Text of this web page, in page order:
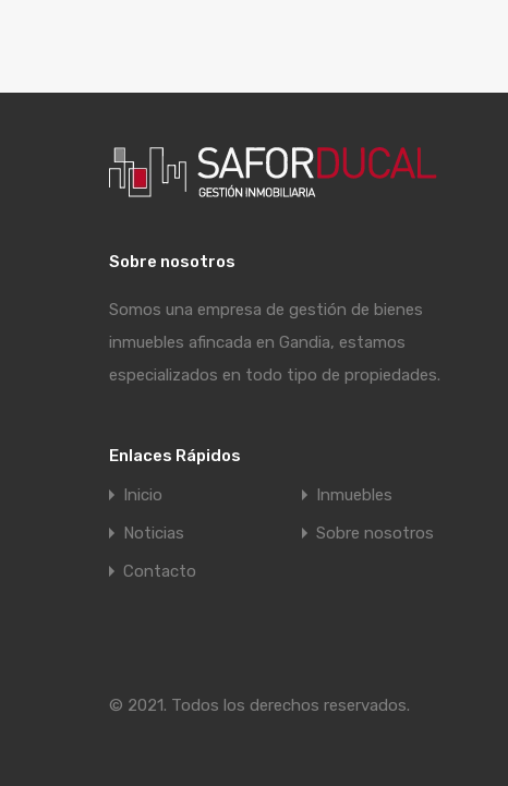
Sobre nosotros
Somos una empresa de gestión de bienes
inmuebles afincada en Gandia, estamos
especializados en todo tipo de propiedades.
Enlaces Rápidos
Inicio
Inmuebles
Noticias
Sobre nosotros
Contacto
© 2021. Todos los derechos reservados.